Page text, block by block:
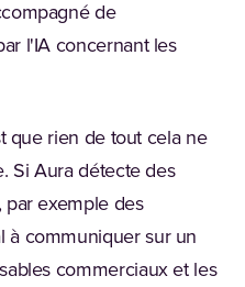
de
l'IA concernant les
que rien de tout cela ne
Si Aura détecte des
exemple des
à communiquer sur un
commerciaux et les